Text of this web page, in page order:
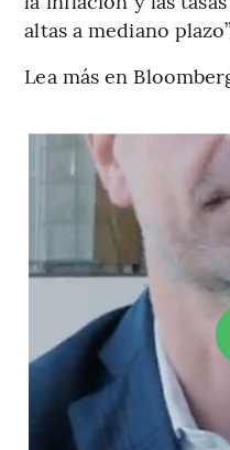
altas a mediano
Lea más en